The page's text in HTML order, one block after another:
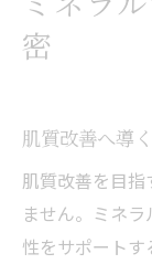
肌
姫路
ミネ
姫路市
肌質
密
肌質改善へ導
肌質改善を目
ません。ミネ
性をサポートす